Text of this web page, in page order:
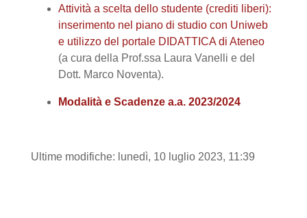
Attività a scelta dello studente (crediti liberi):
inserimento nel piano di studio con Uniweb
e utilizzo del portale DIDATTICA di Ateneo
(a cura della Prof.ssa Laura Vanelli e del
Dott. Marco Noventa).
Modalità e Scadenze a.a. 2023/2024
Ultime modifiche: lunedì, 10 luglio 2023, 11:39